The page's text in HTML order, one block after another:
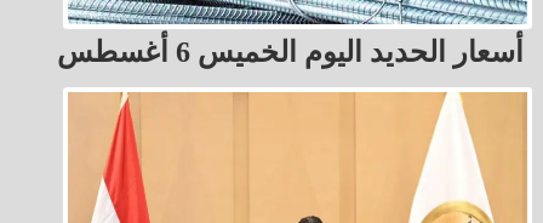
أسعار الحديد اليوم الخميس 6 أغسطس